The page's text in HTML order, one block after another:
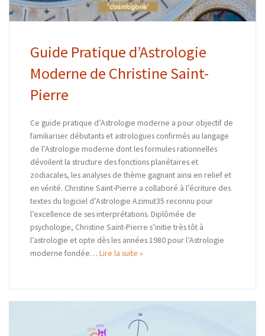
Guide Pratique d’Astrologie
Moderne de Christine Saint-
Pierre
Ce guide pratique d’Astrologie moderne a pour objectif de
familiariser débutants et astrologues confirmés au langage
de l’Astrologie moderne dont les formules rationnelles
dévoilent la structure des fonctions planétaires et
zodiacales, les analyses de thème gagnant ainsi en relief et
en vérité. Christine Saint-Pierre a collaboré à l’écriture des
textes du logiciel d’Astrologie Azimut35 reconnu pour
l’excellence de ses interprétations. Diplômée de
psychologie, Christine Saint-Pierre s’initie très tôt à
l’astrologie et opte dès les années 1980 pour l’Astrologie
moderne fondée… Lire la suite »